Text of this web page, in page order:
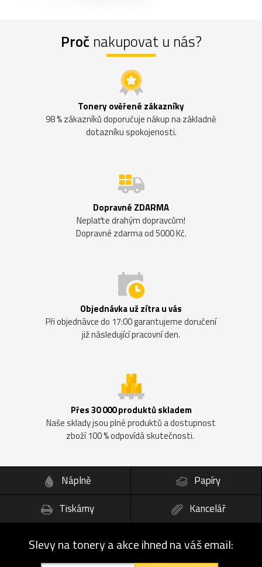
Proč nakupovat u nás?
Tonery ověřené zákazníky
98 % zákazníků doporučuje nákup na základně
dotazníku spokojenosti.
Dopravné ZDARMA
Neplaťte drahým dopravcům!
Dopravné zdarma od 5000 Kč.
Objednávka už zítra u vás
Při objednávce do 17:00 garantujeme doručení
již následující pracovní den.
Přes 30 000 produktů skladem
Naše sklady jsou plné produktů a dostupnost
zboží 100 % odpovídá skutečnosti.
Náplně
Papíry
Tiskárny
Kancelář
Slevy na tonery a akce ihned na váš email: